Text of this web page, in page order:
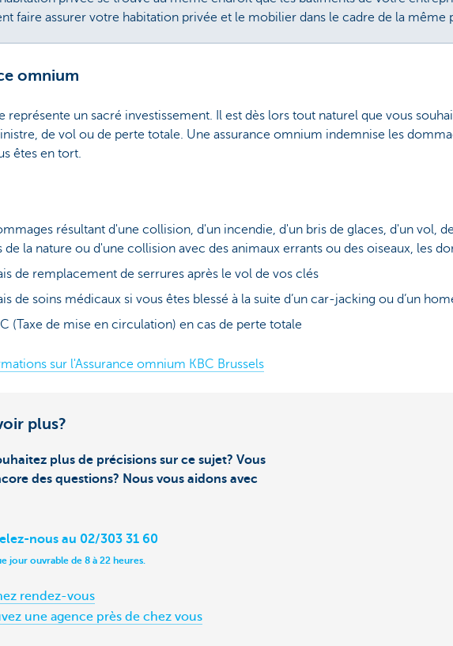
faire assurer votre habitation privée et le mobilier dans le cadre de la même
omnium
représente un sacré investissement. Il est dès lors tout naturel que vous
de vol ou de perte totale. Une assurance omnium indemnise les
êtes en tort.
résultant d'une collision, d'un incendie, d'un bris de glaces, d'un vol,
de la nature ou d'une collision avec des animaux errants ou des oiseaux, les
de remplacement de serrures après le vol de vos clés
de soins médicaux si vous êtes blessé à la suite d’un car-jacking ou d’un
(Taxe de mise en circulation) en cas de perte totale
sur l'Assurance omnium KBC Brussels
plus?
plus de précisions sur ce sujet? Vous
des questions? Nous vous aidons avec
nous au 02/303 31 60
jour ouvrable de 8 à 22 heures.
rendez-vous
une agence près de chez vous